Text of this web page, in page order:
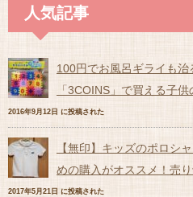
人気記事
100円でお風呂ギライも
「3COINS」で買える子
2016年9月12日 に投稿された
【無印】キッズのポロシ
めの購入がオススメ！売り
2017年5月21日 に投稿された